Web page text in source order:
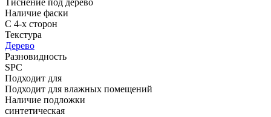
Тиснение под дерево
Наличие фаски
С 4-х сторон
Текстура
Дерево
Разновидность
SPC
Подходит для
Подходит для влажных помещений
Наличие подложки
синтетическая